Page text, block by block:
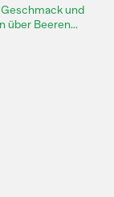
und
über Beeren...